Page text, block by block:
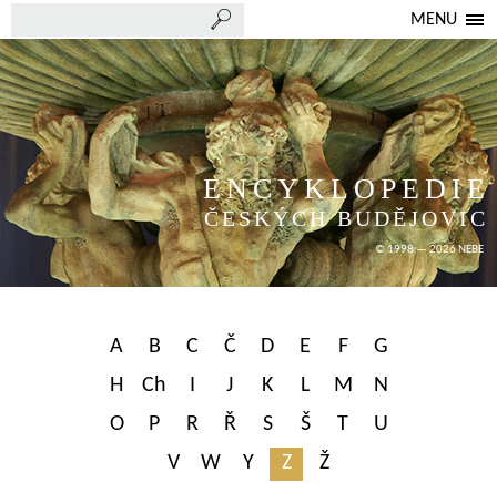
MENU
ENCYKLOPEDIE
ČESKÝCH BUDĚJOVIC
© 1998 — 2026 NEBE
A B C Č D E F
G
H
Ch I J K L M
N
O
P R Ř S Š T
U
V
W Y Z Ž